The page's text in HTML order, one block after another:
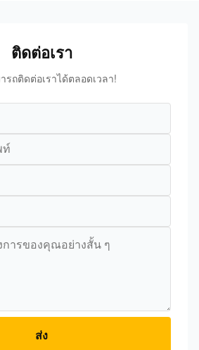
ติดต่อเรา
ถติดต่อเราได้ตลอดเวลา!
ส่ง